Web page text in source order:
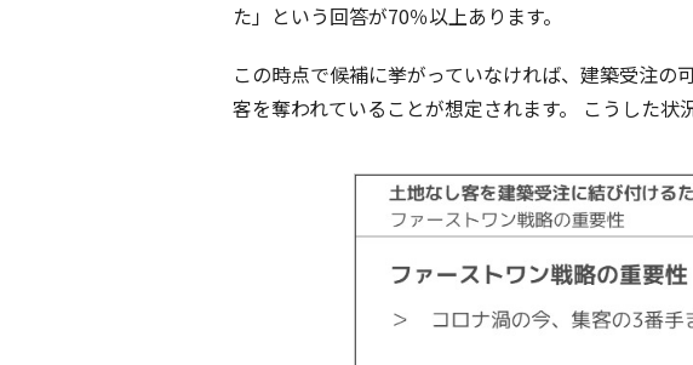
た」という回答が70％以上あります。
この時点で候補に挙がっていなければ、建築受注
客を奪われていることが想定されます。 こうした状